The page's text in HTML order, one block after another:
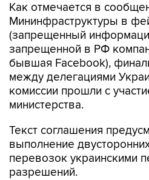
Как отмечается в
Мининфраструктуры в
(запрещенный
запрещенной в РФ
бывшая Facebook),
между делегациями
комиссии прошли с
министерства.
Текст соглашения
выполнение
перевозок украинскими
разрешений.